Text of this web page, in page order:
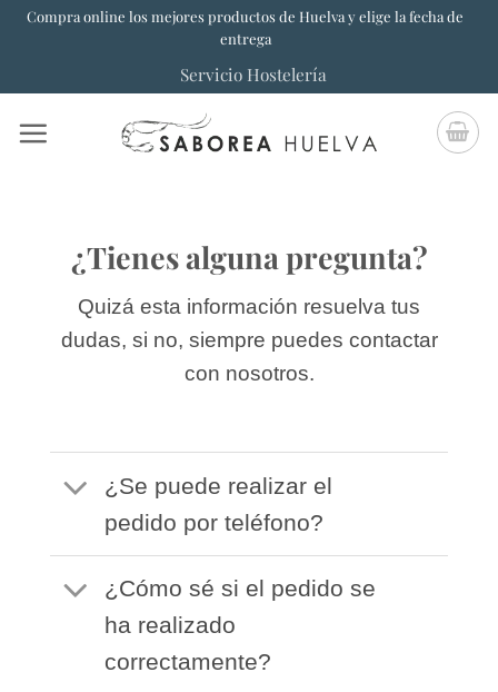
SaltarCompra online los mejores productos de Huelva y elige la fecha de
entrega
Servicio Hostelería
¿Tienes alguna pregunta?
Quizá esta información resuelva tus
dudas, si no, siempre puedes contactar
con nosotros.
¿Se puede realizar el
pedido por teléfono?
¿Cómo sé si el pedido se
ha realizado
correctamente?